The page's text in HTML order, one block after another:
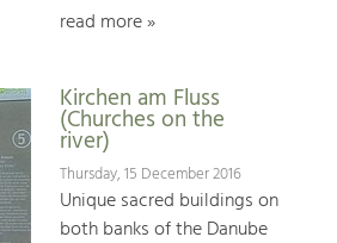
read more »
Kirchen am Fluss
(Churches on the
river)
Thursday, 15 December 2016
Unique sacred buildings on
both banks of the Danube